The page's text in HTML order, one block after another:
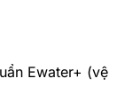
Ewater+ (vệ